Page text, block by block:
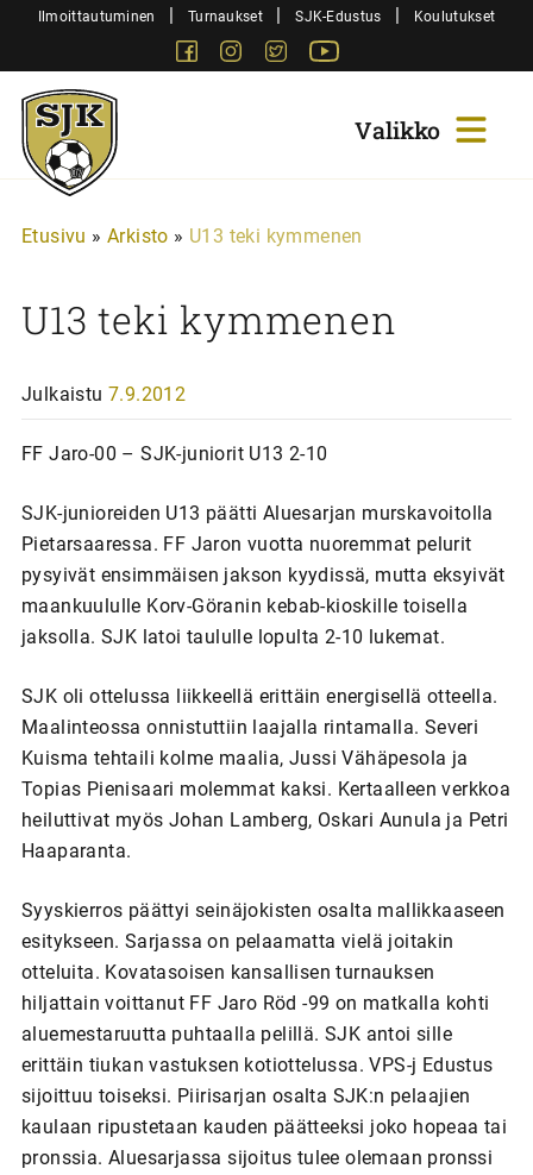
SiirryIlmoittautuminen | Turnaukset | SJK-Edustus | Koulutukset
FacebookInstagram
Twitter
Sjk-
Juniorit
Etusivu » Arkisto » U13 teki kymmenen
U13 teki kymmenen
Julkaistu 7.9.2012
FF Jaro-00 – SJK-juniorit U13 2-10
SJK-junioreiden U13 päätti Aluesarjan murskavoitolla
Pietarsaaressa. FF Jaron vuotta nuoremmat pelurit
pysyivät ensimmäisen jakson kyydissä, mutta eksyivät
maankuululle Korv-Göranin kebab-kioskille toisella
jaksolla. SJK latoi taululle lopulta 2-10 lukemat.
SJK oli ottelussa liikkeellä erittäin energisellä otteella.
Maalinteossa onnistuttiin laajalla rintamalla. Severi
Kuisma tehtaili kolme maalia, Jussi Vähäpesola ja
Topias Pienisaari molemmat kaksi. Kertaalleen verkkoa
heiluttivat myös Johan Lamberg, Oskari Aunula ja Petri
Haaparanta.
Syyskierros päättyi seinäjokisten osalta mallikkaaseen
esitykseen. Sarjassa on pelaamatta vielä joitakin
otteluita. Kovatasoisen kansallisen turnauksen
hiljattain voittanut FF Jaro Röd -99 on matkalla kohti
aluemestaruutta puhtaalla pelillä. SJK antoi sille
erittäin tiukan vastuksen kotiottelussa. VPS-j Edustus
sijoittuu toiseksi. Piirisarjan osalta SJK:n pelaajien
kaulaan ripustetaan kauden päätteeksi joko hopeaa tai
pronssia. Aluesarjassa sijoitus tulee olemaan pronssi